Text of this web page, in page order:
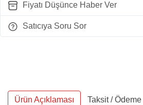
Fiyatı Düşünce Haber Ver
Satıcıya Soru Sor
Ürün Açıklaması Taksit /